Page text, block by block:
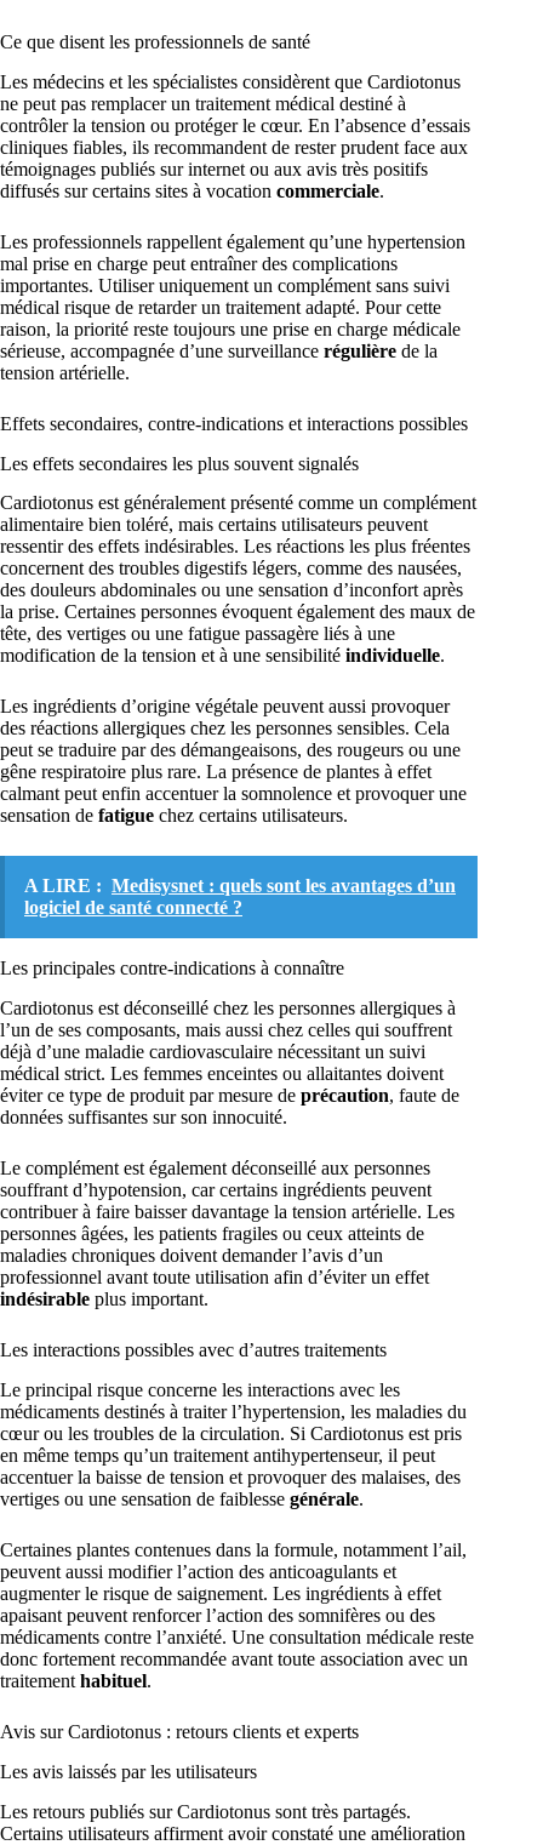
Ce que disent les professionnels de santé
Les médecins et les spécialistes considèrent que Cardiotonus
ne peut pas remplacer un traitement médical destiné à
contrôler la tension ou protéger le cœur. En l’absence d’essais
cliniques fiables, ils recommandent de rester prudent face aux
témoignages publiés sur internet ou aux avis très positifs
diffusés sur certains sites à vocation commerciale.
Les professionnels rappellent également qu’une hypertension
mal prise en charge peut entraîner des complications
importantes. Utiliser uniquement un complément sans suivi
médical risque de retarder un traitement adapté. Pour cette
raison, la priorité reste toujours une prise en charge médicale
sérieuse, accompagnée d’une surveillance régulière de la
tension artérielle.
Effets secondaires, contre-indications et interactions possibles
Les effets secondaires les plus souvent signalés
Cardiotonus est généralement présenté comme un complément
alimentaire bien toléré, mais certains utilisateurs peuvent
ressentir des effets indésirables. Les réactions les plus fréentes
concernent des troubles digestifs légers, comme des nausées,
des douleurs abdominales ou une sensation d’inconfort après
la prise. Certaines personnes évoquent également des maux de
tête, des vertiges ou une fatigue passagère liés à une
modification de la tension et à une sensibilité individuelle.
Les ingrédients d’origine végétale peuvent aussi provoquer
des réactions allergiques chez les personnes sensibles. Cela
peut se traduire par des démangeaisons, des rougeurs ou une
gêne respiratoire plus rare. La présence de plantes à effet
calmant peut enfin accentuer la somnolence et provoquer une
sensation de fatigue chez certains utilisateurs.
A LIRE : Medisysnet : quels sont les avantages d’un
logiciel de santé connecté ?
Les principales contre-indications à connaître
Cardiotonus est déconseillé chez les personnes allergiques à
l’un de ses composants, mais aussi chez celles qui souffrent
déjà d’une maladie cardiovasculaire nécessitant un suivi
médical strict. Les femmes enceintes ou allaitantes doivent
éviter ce type de produit par mesure de précaution, faute de
données suffisantes sur son innocuité.
Le complément est également déconseillé aux personnes
souffrant d’hypotension, car certains ingrédients peuvent
contribuer à faire baisser davantage la tension artérielle. Les
personnes âgées, les patients fragiles ou ceux atteints de
maladies chroniques doivent demander l’avis d’un
professionnel avant toute utilisation afin d’éviter un effet
indésirable plus important.
Les interactions possibles avec d’autres traitements
Le principal risque concerne les interactions avec les
médicaments destinés à traiter l’hypertension, les maladies du
cœur ou les troubles de la circulation. Si Cardiotonus est pris
en même temps qu’un traitement antihypertenseur, il peut
accentuer la baisse de tension et provoquer des malaises, des
vertiges ou une sensation de faiblesse générale.
Certaines plantes contenues dans la formule, notamment l’ail,
peuvent aussi modifier l’action des anticoagulants et
augmenter le risque de saignement. Les ingrédients à effet
apaisant peuvent renforcer l’action des somnifères ou des
médicaments contre l’anxiété. Une consultation médicale reste
donc fortement recommandée avant toute association avec un
traitement habituel.
Avis sur Cardiotonus : retours clients et experts
Les avis laissés par les utilisateurs
Les retours publiés sur Cardiotonus sont très partagés.
Certains utilisateurs affirment avoir constaté une amélioration